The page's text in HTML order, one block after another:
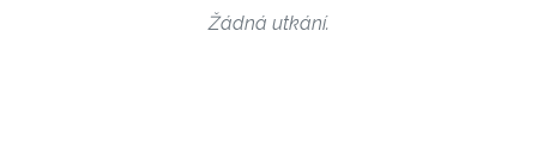
Žádná utkání.